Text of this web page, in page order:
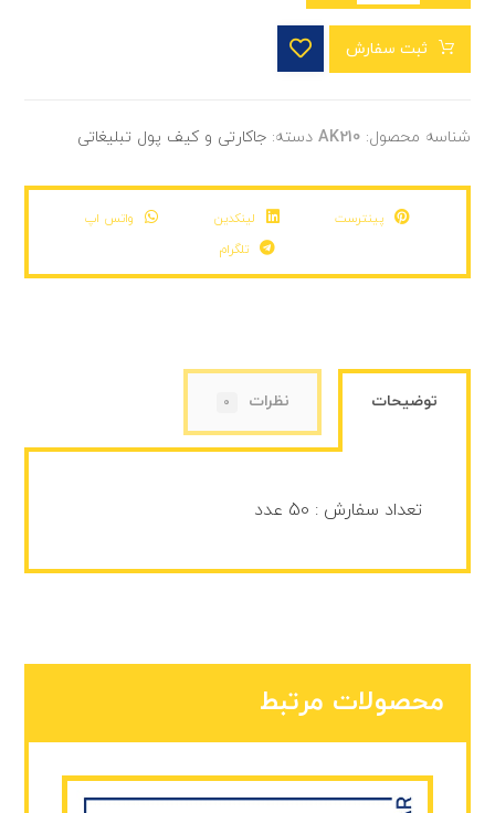
ثبت سفارش
شناسه محصول:AK210 دسته:جاکارتی و کیف پول تبلیغاتی
پینترست لینکدین
واتس اپ
تلگرام
توضیحات نظرات 0
تعداد سفارش : 50 عدد
محصولات مرتبط